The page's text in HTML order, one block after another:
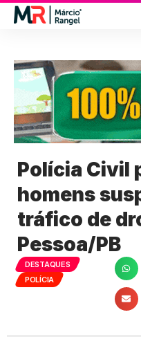
Polícia Civil
homens
tráfico de
Pessoa/PB
DESTAQUES
POLÍCIA